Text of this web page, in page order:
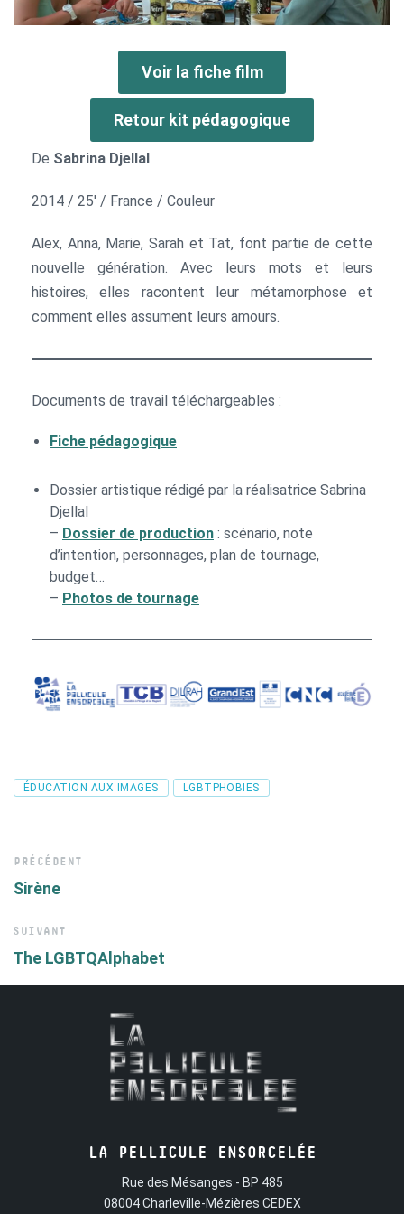
Voir la fiche film
Retour kit pédagogique
De Sabrina Djellal
2014 / 25′ / France / Couleur
Alex, Anna, Marie, Sarah et Tat, font partie de cette
nouvelle génération. Avec leurs mots et leurs
histoires, elles racontent leur métamorphose et
comment elles assument leurs amours.
Documents de travail téléchargeables :
Fiche pédagogique
Dossier artistique rédigé par la réalisatrice Sabrina
Djellal
– Dossier de production : scénario, note
d’intention, personnages, plan de tournage,
budget…
– Photos de tournage
Tags
ÉDUCATION AUX IMAGES LGBTPHOBIES
PRÉCÉDENT
Sirène
SUIVANT
The LGBTQAlphabet
LA PELLICULE ENSORCELÉE
Rue des Mésanges - BP 485
08004 Charleville-Mézières CEDEX